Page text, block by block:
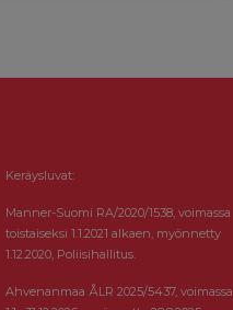
Keräysluvat:
Manner-Suomi RA/2020/1538, voimassa
toistaiseksi 1.1.2021 alkaen, myönnetty
1.12.2020, Poliisihallitus.
Ahvenanmaa ÅLR 2025/5437, voimassa